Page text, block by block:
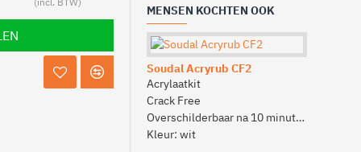
MENSEN KOCHTEN OOK
Soudal Acryrub CF2
Acrylaatkit
Crack Free
Overschilderbaar na 10 minuten
Kleur: wit